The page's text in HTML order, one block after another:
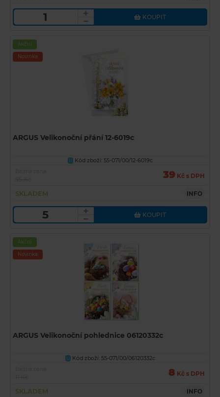
KOUPIT
Akční
Novinka
ARGUS Velikonoční přání 12-6019c
U Kód zboží: 55-071/00/12-6019c
39 Kč s DPH
SKLADEM INFO
KOUPIT
Akční
Novinka
ARGUS Velikonoční pohlednice 06120332c
U Kód zboží: 55-071/00/06120332c
8 Kč s DPH
SKLADEM INFO